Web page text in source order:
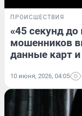
ПРОИСШЕСТВИЯ
«45 секунд
мошенников
данные карт и
10 июня, 2026, 04:05